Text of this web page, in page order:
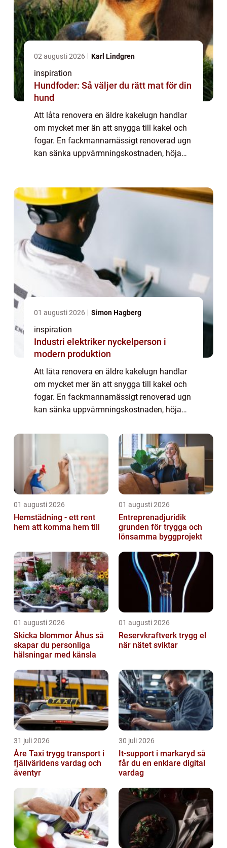
02 augusti 2026 Karl Lindgren
inspiration
Hundfoder: Så väljer du rätt mat för din
hund
Att låta renovera en äldre kakelugn handlar
om mycket mer än att snygga till kakel och
fogar. En fackmannamässigt renoverad ugn
kan sänka uppvärmningskostnaden, höja
v...
01 augusti 2026 Simon Hagberg
inspiration
Industri elektriker nyckelperson i
modern produktion
Att låta renovera en äldre kakelugn handlar
om mycket mer än att snygga till kakel och
fogar. En fackmannamässigt renoverad ugn
kan sänka uppvärmningskostnaden, höja
en tydlig karaktär. Många upptäcker att en
01 augusti 2026
Hemstädning - ett rent
hem att komma hem till
01 augusti 2026
Entreprenadjuridik
grunden för trygga och
lönsamma byggprojekt
01 augusti 2026
Skicka blommor Åhus så
skapar du personliga
hälsningar med känsla
01 augusti 2026
Reservkraftverk trygg el
när nätet sviktar
31 juli 2026
Åre Taxi trygg transport i
fjällvärldens vardag och
äventyr
30 juli 2026
It-support i markaryd så
får du en enklare digital
vardag